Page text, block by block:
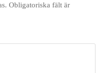
Obligatoriska fält är